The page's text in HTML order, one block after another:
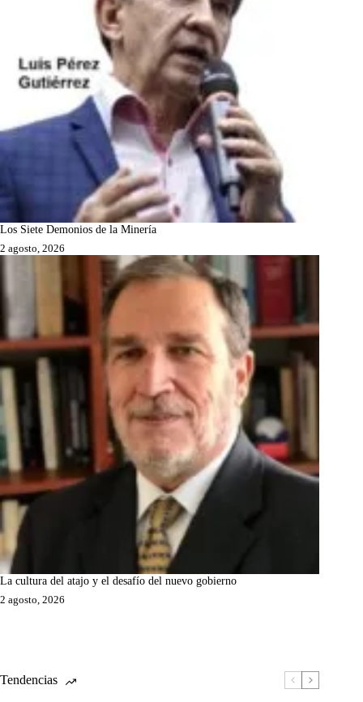
Los Siete Demonios de la Minería
2 agosto, 2026
La cultura del atajo y el desafío del nuevo gobierno
2 agosto, 2026
Tendencias